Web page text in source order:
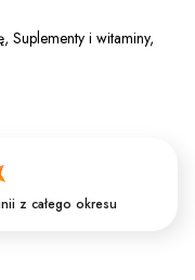
, Suplementy i witaminy,
z całego okresu